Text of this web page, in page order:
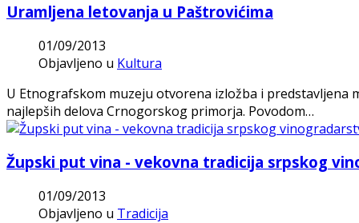
Uramljena letovanja u Paštrovićima
01/09/2013
Objavljeno u Kultura
U Etnografskom muzeju otvorena izložba i
najlepših delova Crnogorskog primorja. Povodom…
Župski put vina - vekovna tradicija srpskog
01/09/2013
Objavljeno u Tradicija